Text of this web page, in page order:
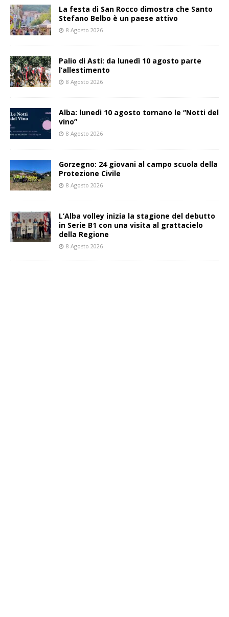
La festa di San Rocco dimostra che Santo
Stefano Belbo è un paese attivo
8 Agosto 2026
Palio di Asti: da lunedì 10 agosto parte
l’allestimento
8 Agosto 2026
Alba: lunedì 10 agosto tornano le “Notti del
vino”
8 Agosto 2026
Gorzegno: 24 giovani al campo scuola della
Protezione Civile
8 Agosto 2026
L’Alba volley inizia la stagione del debutto
in Serie B1 con una visita al grattacielo
della Regione
8 Agosto 2026